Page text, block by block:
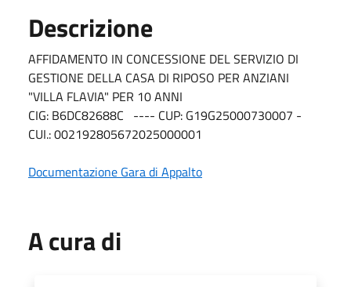
Descrizione
AFFIDAMENTO IN CONCESSIONE DEL SERVIZIO DI
GESTIONE DELLA CASA DI RIPOSO PER ANZIANI
"VILLA FLAVIA" PER 10 ANNI
CIG: B6DC82688C ---- CUP: G19G25000730007 -
CUI.: 002192805672025000001
Documentazione Gara di Appalto
A cura di